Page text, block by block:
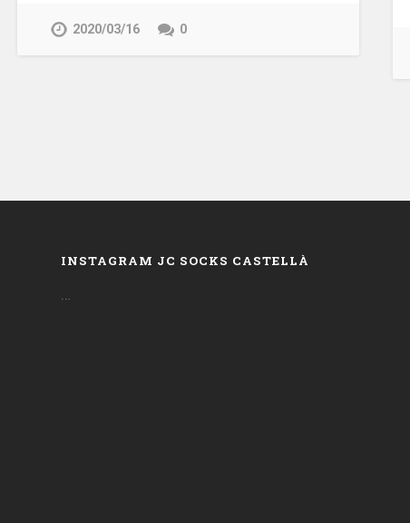
2020/03/16 0
INSTAGRAM JC SOCKS CASTELLÀ